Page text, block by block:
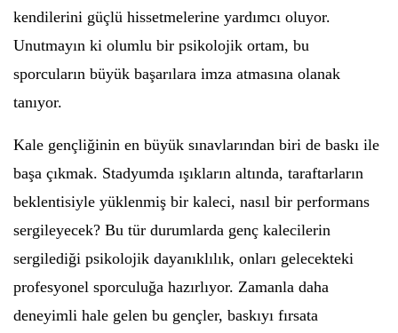
kendilerini güçlü hissetmelerine yardımcı oluyor.
Unutmayın ki olumlu bir psikolojik ortam, bu
sporcuların büyük başarılara imza atmasına olanak
tanıyor.
Kale gençliğinin en büyük sınavlarından biri de baskı ile
başa çıkmak. Stadyumda ışıkların altında, taraftarların
beklentisiyle yüklenmiş bir kaleci, nasıl bir performans
sergileyecek? Bu tür durumlarda genç kalecilerin
sergilediği psikolojik dayanıklılık, onları gelecekteki
profesyonel sporculuğa hazırlıyor. Zamanla daha
deneyimli hale gelen bu gençler, baskıyı fırsata